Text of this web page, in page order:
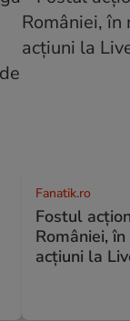
Fanatik.ro
Fostul
României,
acțiuni la